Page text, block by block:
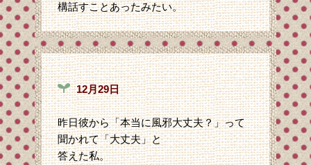
構話すことあったみたい。
12月29日
昨日彼から「本当に風邪大丈夫？」って
聞かれて「大丈夫」と
答えた私。